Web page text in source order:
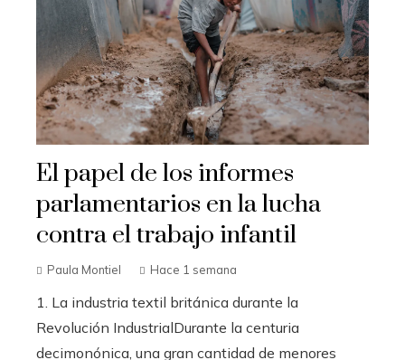
El papel de los informes
parlamentarios en la lucha
contra el trabajo infantil
Paula Montiel Hace 1 semana
1. La industria textil británica durante la
Revolución IndustrialDurante la centuria
decimonónica, una gran cantidad de menores